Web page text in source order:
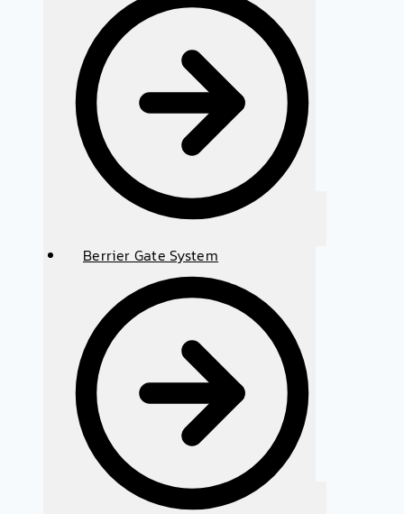
Berrier Gate System